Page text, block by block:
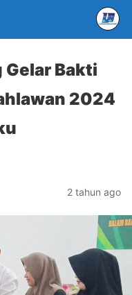
Bakti
2024
2 tahun ago